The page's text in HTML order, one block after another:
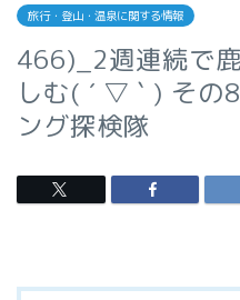
旅行・登山・温泉に関する情報
466)_2週連続で
しむ( ´ ▽ ` ) その
ング探検隊